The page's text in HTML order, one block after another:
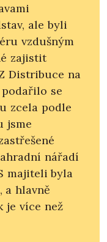
ale byli
vzdušným
zajistit
Distribuce na
se
zcela podle
jsme
nářadí
majiteli byla
a hlavně
je více než